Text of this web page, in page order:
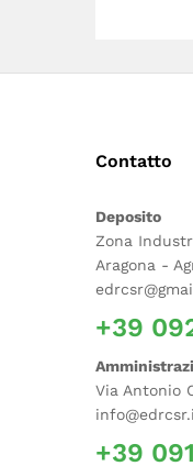
Contatto
Deposito
Zona
Aragona -
+39
Via Antonio
+39